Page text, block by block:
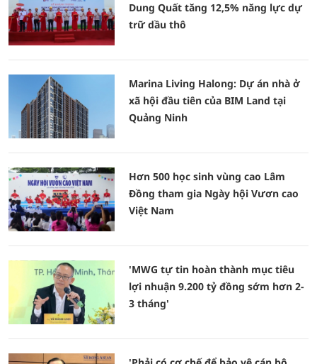
Dung Quất tăng 12,5% năng lực dự
trữ dầu thô
Marina Living Halong: Dự án nhà ở
xã hội đầu tiên của BIM Land tại
Quảng Ninh
Hơn 500 học sinh vùng cao Lâm
Đồng tham gia Ngày hội Vươn cao
Việt Nam
'MWG tự tin hoàn thành mục tiêu
lợi nhuận 9.200 tỷ đồng sớm hơn 2-
3 tháng'